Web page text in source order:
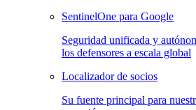
SentinelOne para Google
Seguridad unificada y
los defensores a escala global
Localizador de socios
Su fuente principal para